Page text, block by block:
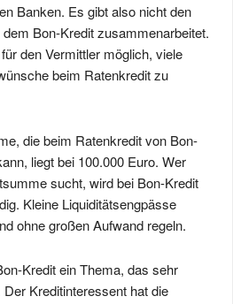
Banken. Es gibt also nicht den
Bon-Kredit zusammenarbeitet.
den Vermittler möglich, viele
beim Ratenkredit zu
die beim Ratenkredit von Bon-
liegt bei 100.000 Euro. Wer
sucht, wird bei Bon-Kredit
Kleine Liquiditätsengpässe
ohne großen Aufwand regeln.
Kredit ein Thema, das sehr
Kreditinteressent hat die